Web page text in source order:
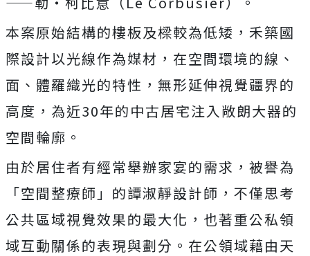
本案原始結構的樓板及樑較為低矮，禾築國
際設計以光線作為媒材，在空間環境的線、
面、體羅織光的特性，無形延伸視覺疆界的
高度，為近30年的中古居宅注入敞朗大器的
空間輪廓。
由於居住者有經常舉辦家宴的需求，被譽為
「空間整療師」的譚淑靜設計師，不僅思考
公共區域視覺效果的最大化，也著重公私領
域互動關係的表現與劃分。在公領域藉由天